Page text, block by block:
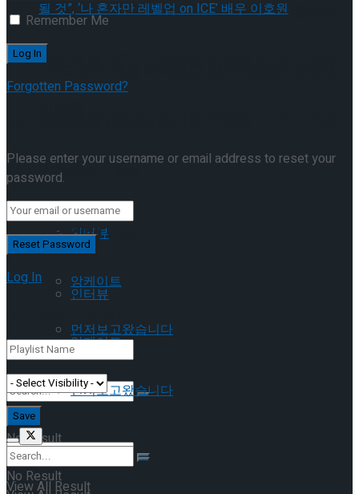
[인터뷰] “세계 어디에도 없던 새로운 형태의
공연이 될 것”, ‘나 혼자만 레벨업 on ICE’ 배우
Trending Tags
인터뷰
앙케이트
먼저보고왔습니다
No Result
View All Result
이호원
Trending Tags
인터뷰
앙케이트
먼저보고왔습니다
Remember Me
Forgotten Password?
Please enter your username or email address to reset your
password.
Log In
No Result